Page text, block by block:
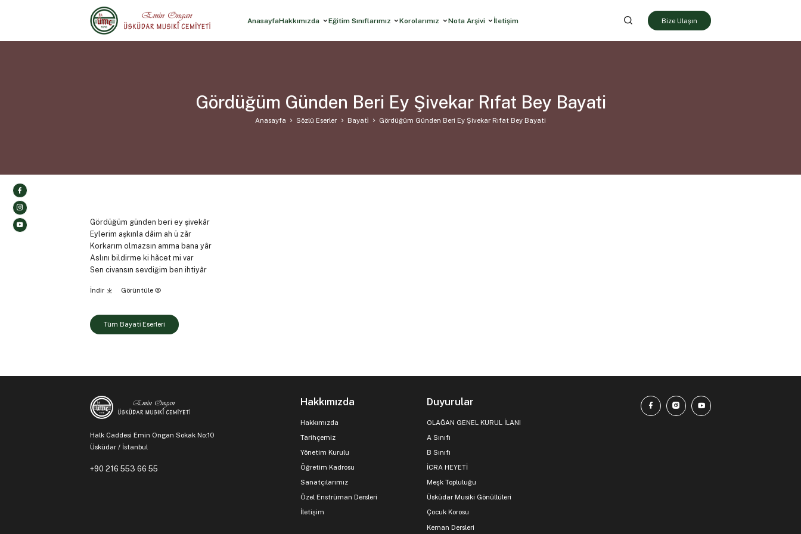
AnasayfaHakkımızda Eğitim Sınıflarımız Korolarımız Nota Arşivi İletişim Bize Ulaşın
Gördüğüm Günden Beri Ey Şivekar Rıfat Bey Bayati
Anasayfa Sözlü Eserler Bayati̇ Gördüğüm Günden Beri Ey Şivekar Rıfat Bey Bayati
Gördüğüm günden beri ey şivekâr
Eylerim aşkınla dãim ah ü zãr
Korkarım olmazsın amma bana yâr
Aslını bildirme ki hãcet mi var
Sen civansın sevdiğim ben ihtiyâr
İndir Görüntüle
Tüm Bayati̇ Eserleri
Halk Caddesi Emin Ongan Sokak No:10
Üsküdar / İstanbul
+90 216 553 66 55
Hakkımızda
Hakkımızda
Tarihçemiz
Yönetim Kurulu
Öğretim Kadrosu
Sanatçılarımız
Özel Enstrüman Dersleri
İletişim
Duyurular
OLAĞAN GENEL KURUL İLANI
A Sınıfı
B Sınıfı
İCRA HEYETİ
Meşk Topluluğu
Üsküdar Musiki Gönüllüleri
Çocuk Korosu
Keman Dersleri